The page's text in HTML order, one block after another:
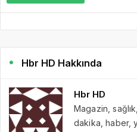
Hbr HD Hakkında
Hbr HD
Magazin,
dakika, haber,